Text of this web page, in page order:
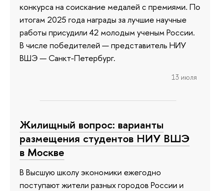
конкурса на соискание медалей с премиями. По
итогам 2025 года награды за лучшие научные
работы присудили 42 молодым ученым России.
В числе победителей — представитель НИУ
ВШЭ — Санкт-Петербург.
13 июля
Жилищный вопрос: варианты
размещения студентов НИУ ВШЭ
в Москве
В Высшую школу экономики ежегодно
поступают жители разных городов России и